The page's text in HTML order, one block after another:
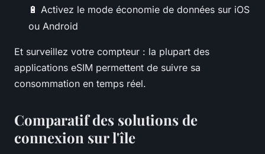
🔋 Activez le mode économie de données sur iOS
ou Android
Et surveillez votre compteur : la plupart des
applications eSIM permettent de suivre sa
consommation en temps réel.
Comparatif des solutions de
connexion sur l'île